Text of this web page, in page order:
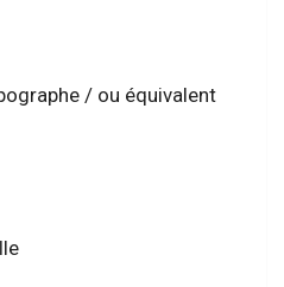
/ ou équivalent